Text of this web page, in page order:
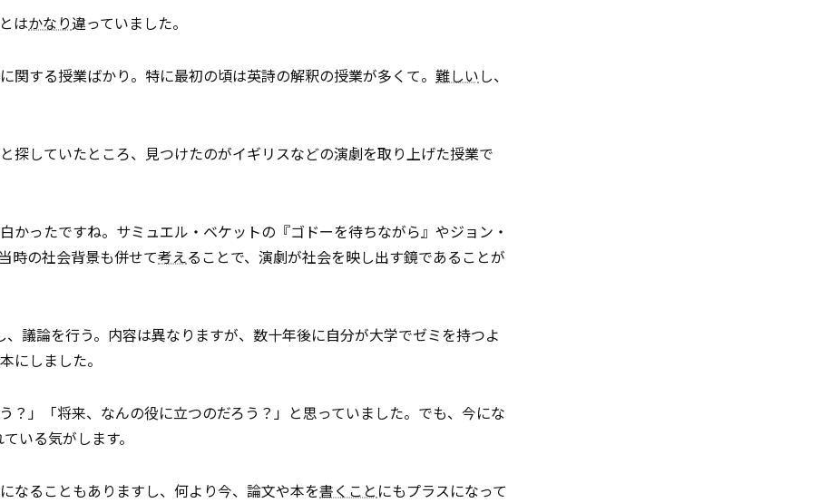
はかなり違っていました。
する授業ばかり。特に最初の頃は英詩の解釈の授業が多くて。 難しいし、
探していたところ、見つけたのがイギリスなどの演劇を取り上げた授業で
かったですね。サミュエル・ベケットの『ゴドーを待ちながら』やジョン・
時の社会背景も併せて考えることで、演劇が社会を映し出す鏡であることが
、議論を行う。内容は異なりますが、数十年後に自分が大学でゼミを持つよ
にしました。
？」「将来、なんの役に立つのだろう？」と思っていました。でも、今にな
いる気がします。
なることもありますし、何より今、論文や本を書くこと にもプラスになって